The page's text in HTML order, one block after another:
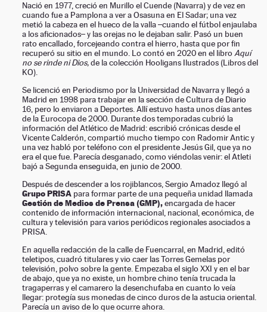
Nació en 1977, creció en Murillo el Cuende (Navarra) y de vez en
cuando fue a Pamplona a ver a Osasuna en El Sadar; una vez
metió la cabeza en el hueco de la valla –cuando el fútbol enjaulaba
a los aficionados– y las orejas no le dejaban salir. Pasó un buen
rato encallado, forcejeando contra el hierro, hasta que por fin
recuperó su sitio en el mundo. Lo contó en 2020 en el libro Aquí
no se rinde ni Dios,de la colección Hooligans Ilustrados (Libros del
KO).
Se licenció en Periodismo por la Universidad de Navarra y llegó a
Madrid en 1998 para trabajar en la sección de Cultura de Diario
16, pero lo enviaron a Deportes. Allí estuvo hasta unos días antes
de la Eurocopa de 2000. Durante dos temporadas cubrió la
información del Atlético de Madrid: escribió crónicas desde el
Vicente Calderón, compartió mucho tiempo con Radomir Antic y
una vez habló por teléfono con el presidente Jesús Gil, que ya no
era el que fue. Parecía desganado, como viéndolas venir: el Atleti
bajó a Segunda enseguida, en junio de 2000.
Después de descender a los rojiblancos, Sergio Amadoz llegó al
Grupo PRISA para formar parte de una pequeña unidad llamada
Gestión de Medios de Prensa (GMP),encargada de hacer
contenido de información internacional, nacional, económica, de
cultura y televisión para varios periódicos regionales asociados a
PRISA.
En aquella redacción de la calle de Fuencarral, en Madrid, editó
teletipos, cuadró titulares y vio caer las Torres Gemelas por
televisión, polvo sobre la gente. Empezaba el siglo XXI y en el bar
de abajo, que ya no existe, un hombre chino tenía trucada la
tragaperras y el camarero la desenchufaba en cuanto lo veía
llegar: protegía sus monedas de cinco duros de la astucia oriental.
Parecía un aviso de lo que ocurre ahora.